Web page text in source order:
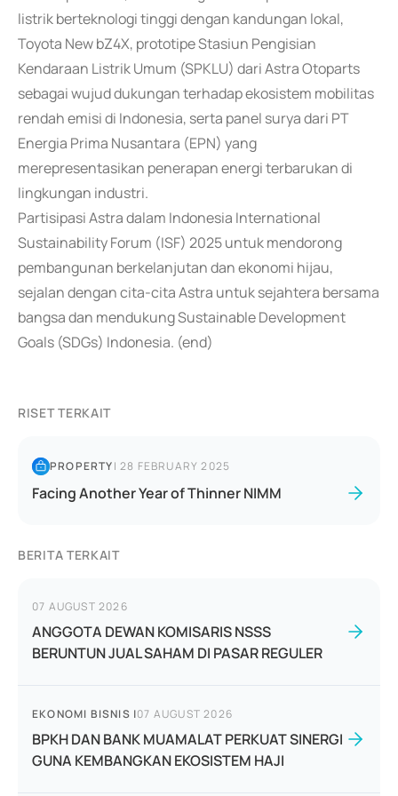
listrik berteknologi tinggi dengan kandungan lokal,
Toyota New bZ4X, prototipe Stasiun Pengisian
Kendaraan Listrik Umum (SPKLU) dari Astra Otoparts
sebagai wujud dukungan terhadap ekosistem mobilitas
rendah emisi di Indonesia, serta panel surya dari PT
Energia Prima Nusantara (EPN) yang
merepresentasikan penerapan energi terbarukan di
lingkungan industri.
Partisipasi Astra dalam Indonesia International
Sustainability Forum (ISF) 2025 untuk mendorong
pembangunan berkelanjutan dan ekonomi hijau,
sejalan dengan cita-cita Astra untuk sejahtera bersama
bangsa dan mendukung Sustainable Development
Goals (SDGs) Indonesia. (end)
RISET TERKAIT
PROPERTY|28 FEBRUARY 2025
Facing Another Year of Thinner NIMM
BERITA TERKAIT
07 AUGUST 2026
ANGGOTA DEWAN KOMISARIS NSSS
BERUNTUN JUAL SAHAM DI PASAR REGULER
EKONOMI BISNIS |07 AUGUST 2026
BPKH DAN BANK MUAMALAT PERKUAT SINERGI
GUNA KEMBANGKAN EKOSISTEM HAJI